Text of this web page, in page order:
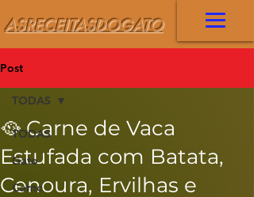
ASRECEITASDOGATO
Post
TODAS
Gato
Carne
TODAS
🥘 Carne de Vaca
Estufada com Batata,
Cenoura, Ervilhas e